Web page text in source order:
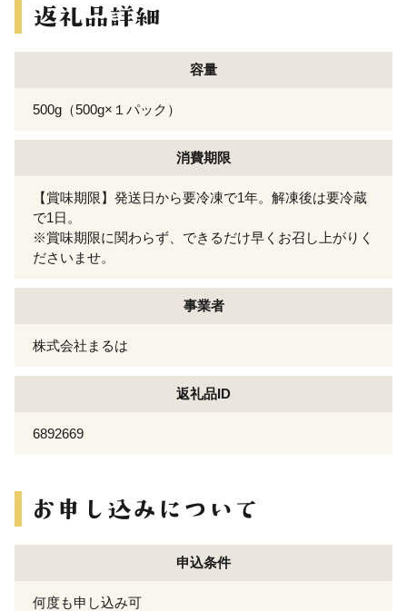
容量
500g（500g×１パック）
消費期限
【賞味期限】発送日から要冷凍で1年。解凍後は要冷蔵
で1日。
※賞味期限に関わらず、できるだけ早くお召し上がりく
ださいませ。
事業者
株式会社まるは
返礼品ID
6892669
申込条件
何度も申し込み可